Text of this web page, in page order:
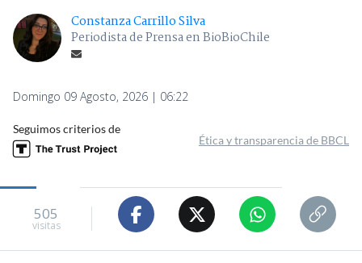
Constanza Carrillo Silva
Periodista de Prensa en BioBioChile
Domingo 09 Agosto, 2026 | 06:22
Seguimos criterios de
Ética y transparencia de BBCL
505
visitas